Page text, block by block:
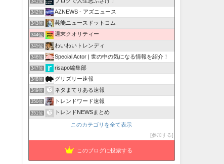
341位
342位 AZNEWS - アズニュース
343位 芸能ニュースドットコム
344位 週末クオリティー
345位 わいわいトレンディ
346位 Special Actor | 世の中の気になる情報を紹介！
347位 risapo編集部
348位 グリズリー速報
349位 ネタまてりある速報
350位 トレンドワード速報
351位 トレンドNEWSまとめ
このカテゴリを全て表示
参加する
このブログに投票する